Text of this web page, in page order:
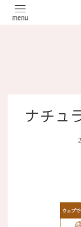
ナチュ